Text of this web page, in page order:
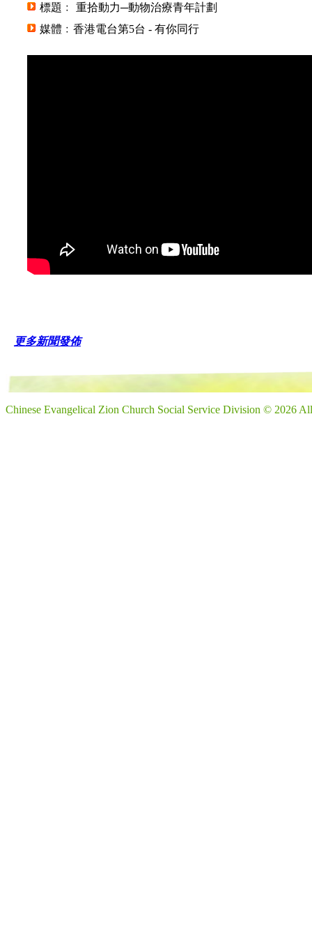
標題﹕ 重拾動力─動物治療青年計劃
媒體﹕香港電台第5台 - 有你同行
更多新聞發佈
Chinese Evangelical Zion Church Social Service Division © 2026